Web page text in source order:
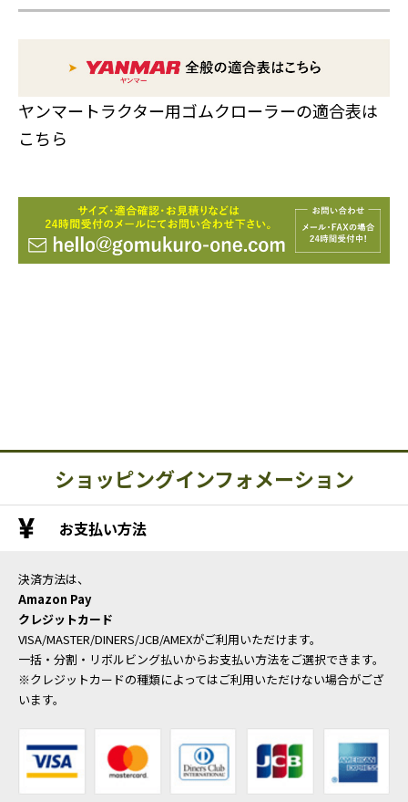
ヤンマートラクター用ゴムクローラーの適合表は
こちら
ショッピングインフォメーション
お支払い方法
決済方法は、
Amazon Pay
クレジットカード
VISA/MASTER/DINERS/JCB/AMEXがご利用いただけます。
一括・分割・リボルビング払いからお支払い方法をご選択できます。
※クレジットカードの種類によってはご利用いただけない場合がござ
います。